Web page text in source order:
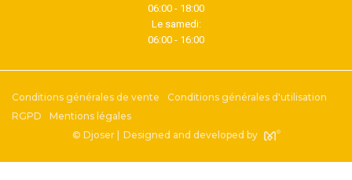
06:00 - 18:00
Le samedi:
06:00 - 16:00
Conditions générales de vente
Conditions générales d'utilisation
RGPD
Mentions légales
© Djoser |
Designed and developed by